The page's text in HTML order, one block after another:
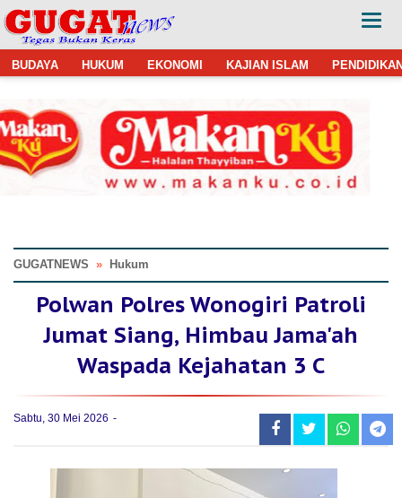
BUDAYA HUKUM EKONOMI KAJIAN ISLAM
GUGATNEWS » Hukum
Polwan Polres Wonogiri Patroli
Jumat Siang, Himbau Jama'ah
Waspada Kejahatan 3 C
Sabtu, 30 Mei 2026